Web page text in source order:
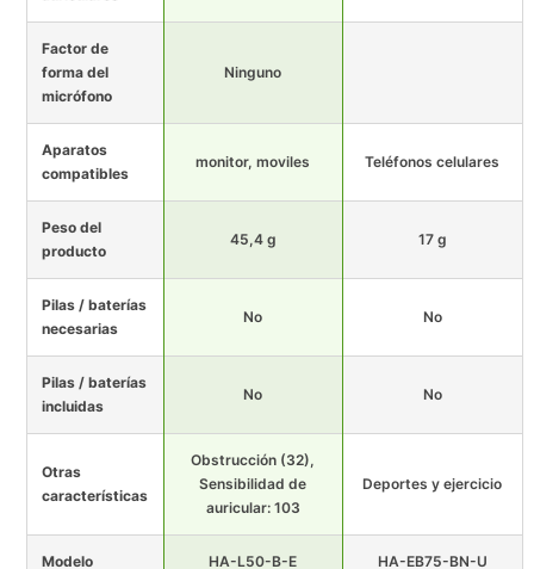
Factor de
forma del
micrófono
Ninguno
Aparatos
compatibles
monitor, moviles Teléfonos celulares
Peso del
producto
45,4 g 17 g
Pilas / baterías
necesarias
No No
Pilas / baterías
incluidas
No No
Otras
características
Obstrucción (32),
Sensibilidad de
auricular: 103
Deportes y ejercicio
Modelo HA-L50-B-E HA-EB75-BN-U